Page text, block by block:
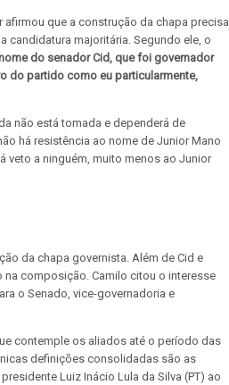
afirmou que a construção da chapa precisa
candidatura majoritária. Segundo ele, o
do senador Cid, que foi governador
do partido como eu particularmente,
não está tomada e dependerá de
há resistência ao nome de Junior Mano
veto a ninguém, muito menos ao Junior
da chapa governista. Além de Cid e
composição. Camilo citou o interesse
o Senado, vice-governadoria e
contemple os aliados até o período das
definições consolidadas são as
Luiz Inácio Lula da Silva (PT) ao